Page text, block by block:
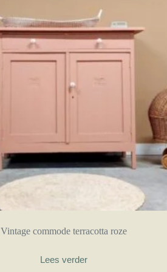
Vintage commode terracotta roze
Lees verder